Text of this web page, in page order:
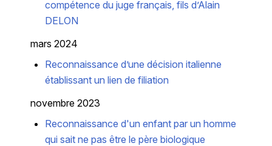
compétence du juge français, fils d’Alain
DELON
mars 2024
Reconnaissance d’une décision italienne
établissant un lien de filiation
novembre 2023
Reconnaissance d'un enfant par un homme
qui sait ne pas être le père biologique